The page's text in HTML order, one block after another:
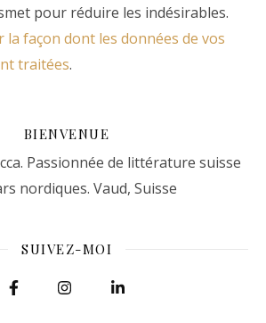
pour réduire les indésirables.
la façon dont les données de vos
traitées.
BIENVENUE
Passionnée de littérature suisse
nordiques. Vaud, Suisse
SUIVEZ-MOI